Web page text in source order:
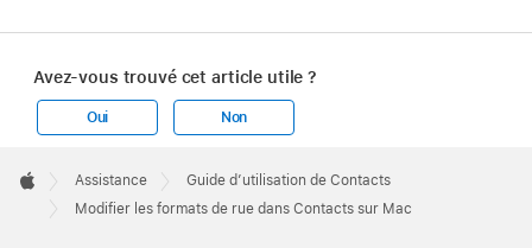
Avez-vous trouvé cet article utile ?
Oui Non
Footer

Apple
Assistance
Guide d’utilisation de Contacts
Modifier les formats de rue dans Contacts sur Mac